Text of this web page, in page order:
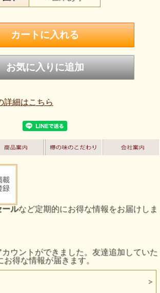
詳細はこちら
ールなど定期的にお得な情報をお届けしま
ウントができました。友達追加していた
得な情報が届きます。